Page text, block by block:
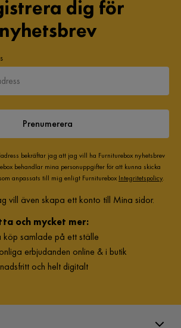
dig för
nyhetsbrev
Prenumerera
bekräftar jag att jag vill ha Furniturebox nyhetsbrev
behandlar mina personuppgifter för att kunna skicka
anpassats till mig enligt Furniturebox Integritetspolicy.
vill även skapa ett konto till Mina sidor.
och mycket mer:
köp samlade på ett ställe
erbjudanden online & i butik
och helt digitalt